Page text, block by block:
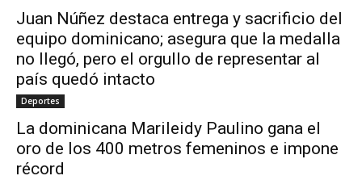
Juan Núñez destaca entrega y sacrificio del
equipo dominicano; asegura que la medalla
no llegó, pero el orgullo de representar al
país quedó intacto
Deportes
La dominicana Marileidy Paulino gana el
oro de los 400 metros femeninos e impone
récord